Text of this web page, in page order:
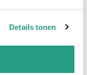
Details tonen